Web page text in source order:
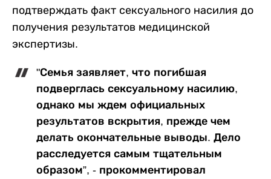
подтверждать факт сексуального насилия до
получения результатов медицинской
экспертизы.
"Семья заявляет, что погибшая
подверглась сексуальному насилию,
однако мы ждем официальных
результатов вскрытия, прежде чем
делать окончательные выводы. Дело
расследуется самым тщательным
образом”, - прокомментировал